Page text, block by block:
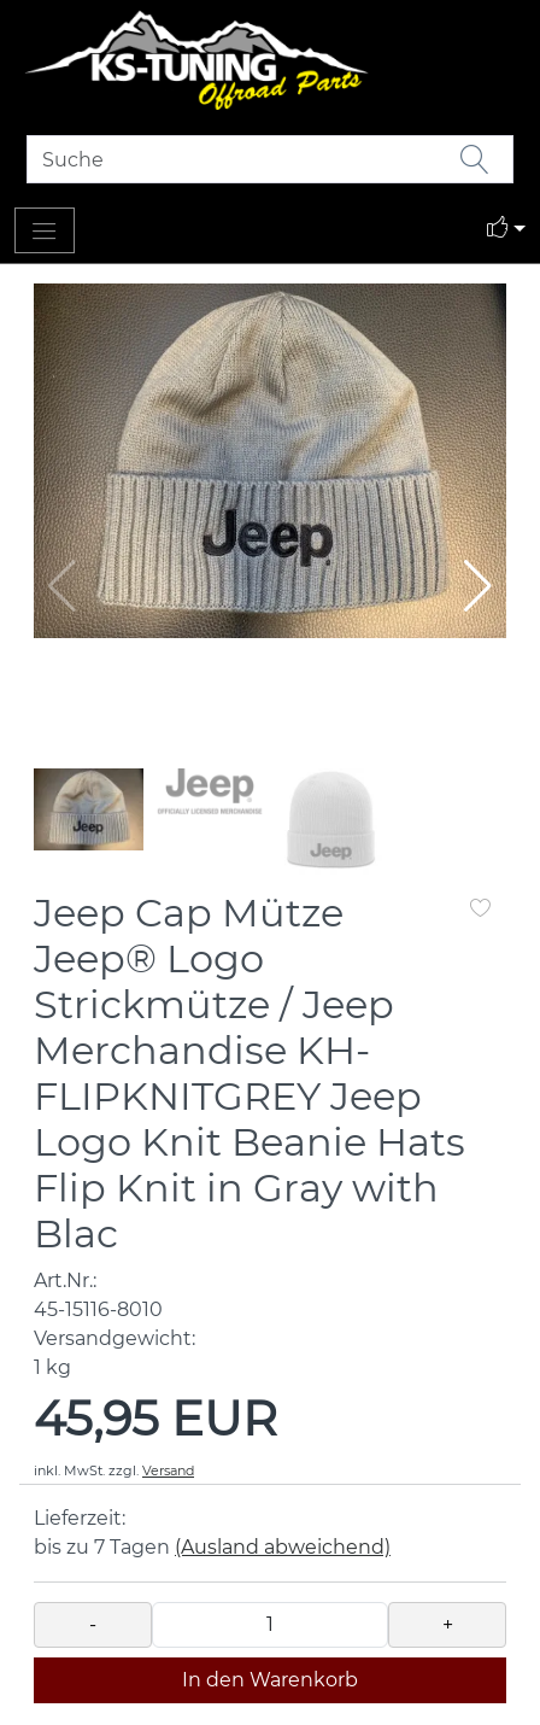
Jeep Cap Mütze
Jeep® Logo
Strickmütze / Jeep
Merchandise KH-
FLIPKNITGREY Jeep
Logo Knit Beanie Hats
Flip Knit in Gray with
Blac
Art.Nr.:
45-15116-8010
Versandgewicht:
1 kg
45,95 EUR
inkl. MwSt. zzgl. Versand
Lieferzeit:
bis zu 7 Tagen (Ausland abweichend)
- +
In den Warenkorb